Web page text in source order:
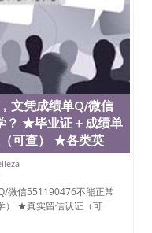
起去留服递交材
服直接邮寄给客户
我们对海外大学及
，尺寸大小，防伪
印LOGO烫金烫
字图案浮雕，激光
）都有原版本文凭
体的认可，同时和
时俱进，及时掌握
格证，学生卡，结
关材料）的版本更
历文凭的样版，尺
，并在时间收集到
我们的优势： 我
高性价比，通过品
文凭成绩单Q/微信
？ ★毕业证＋成绩单
可查） ★各类英
微信551190476不能正常
） ★真实留信认证（可